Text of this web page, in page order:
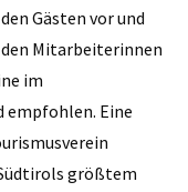
Gästen vor und
Mitarbeiterinnen
im
empfohlen. Eine
größtem